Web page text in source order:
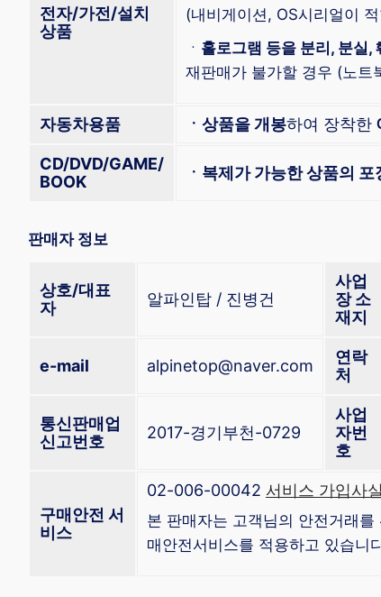
전자/가전/설치
상품
(내비게이션, OS시리얼이
ㆍ 홀로그램 등을 분리, 분실,
재판매가 불가할 경우 (노트
자동차용품 ㆍ상품을 개봉하여 장착한
CD/DVD/GAME/
BOOK
ㆍ복제가 가능한 상품의
판매자 정보
상호/대표
자
알파인탑 / 진병건
사업
장 소
재지
e-mail alpinetop@naver.com
연락
처
통신판매업
신고번호
2017-경기부천-0729
사업
자번
호
구매안전 서
비스
02-006-00042 서비스 가입사
본 판매자는 고객님의 안전거래
매안전서비스를 적용하고 있습니